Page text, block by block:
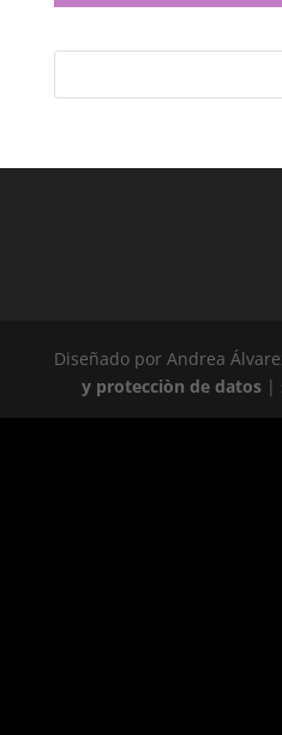
Diseñado por Andrea
y protecciòn de datos|